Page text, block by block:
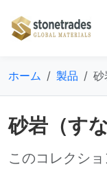
ホーム 製品 砂
砂岩（す
このコレクシ